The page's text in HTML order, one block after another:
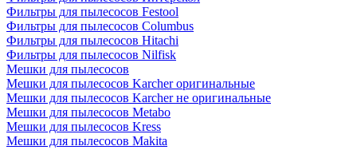
Фильтры для пылесосов Festool
Фильтры для пылесосов Columbus
Фильтры для пылесосов Hitachi
Фильтры для пылесосов Nilfisk
Мешки для пылесосов
Мешки для пылесосов Karcher оригинальные
Мешки для пылесосов Karcher не оригинальные
Мешки для пылесосов Metabo
Мешки для пылесосов Kress
Мешки для пылесосов Makita